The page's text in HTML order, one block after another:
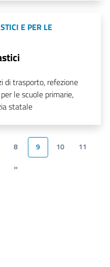
E PER LE
di trasporto, refezione
le scuole primarie,
statale
8 9 10
11
»